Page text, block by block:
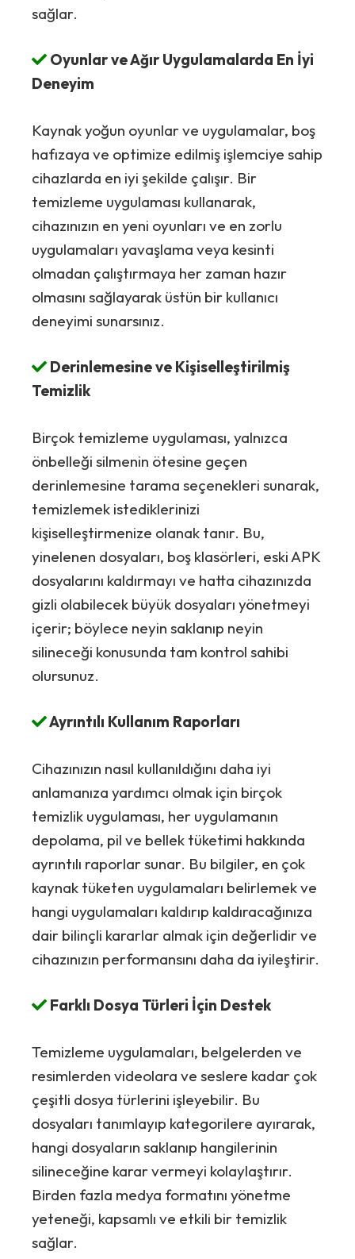
sağlar.
Oyunlar ve Ağır Uygulamalarda En İyi
Deneyim
Kaynak yoğun oyunlar ve uygulamalar, boş
hafızaya ve optimize edilmiş işlemciye sahip
cihazlarda en iyi şekilde çalışır. Bir
temizleme uygulaması kullanarak,
cihazınızın en yeni oyunları ve en zorlu
uygulamaları yavaşlama veya kesinti
olmadan çalıştırmaya her zaman hazır
olmasını sağlayarak üstün bir kullanıcı
deneyimi sunarsınız.
Derinlemesine ve Kişiselleştirilmiş
Temizlik
Birçok temizleme uygulaması, yalnızca
önbelleği silmenin ötesine geçen
derinlemesine tarama seçenekleri sunarak,
temizlemek istediklerinizi
kişiselleştirmenize olanak tanır. Bu,
yinelenen dosyaları, boş klasörleri, eski APK
dosyalarını kaldırmayı ve hatta cihazınızda
gizli olabilecek büyük dosyaları yönetmeyi
içerir; böylece neyin saklanıp neyin
silineceği konusunda tam kontrol sahibi
olursunuz.
Ayrıntılı Kullanım Raporları
Cihazınızın nasıl kullanıldığını daha iyi
anlamanıza yardımcı olmak için birçok
temizlik uygulaması, her uygulamanın
depolama, pil ve bellek tüketimi hakkında
ayrıntılı raporlar sunar. Bu bilgiler, en çok
kaynak tüketen uygulamaları belirlemek ve
hangi uygulamaları kaldırıp kaldıracağınıza
dair bilinçli kararlar almak için değerlidir ve
cihazınızın performansını daha da iyileştirir.
Farklı Dosya Türleri İçin Destek
Temizleme uygulamaları, belgelerden ve
resimlerden videolara ve seslere kadar çok
çeşitli dosya türlerini işleyebilir. Bu
dosyaları tanımlayıp kategorilere ayırarak,
hangi dosyaların saklanıp hangilerinin
silineceğine karar vermeyi kolaylaştırır.
Birden fazla medya formatını yönetme
yeteneği, kapsamlı ve etkili bir temizlik
sağlar.